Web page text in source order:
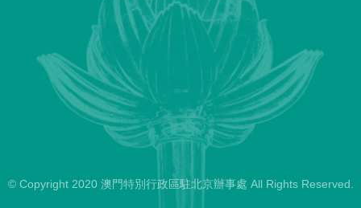
© Copyright 2020 澳門特別行政區駐北京辦事處 All Rights Reserved.